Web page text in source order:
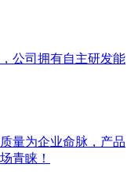
公司拥有自主研发能
量为企业命脉，产品
青睐！